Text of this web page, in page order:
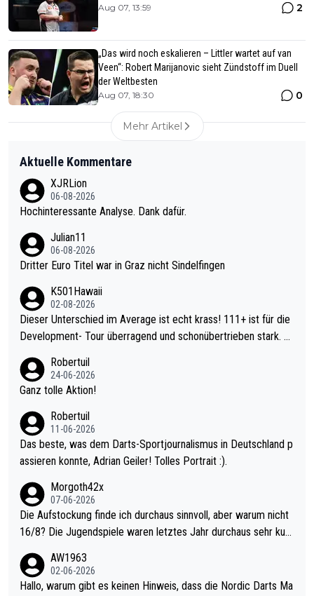
Aug 07, 13:59 2
„Das wird noch eskalieren – Littler wartet auf van
Veen“: Robert Marijanovic sieht Zündstoff im Duell
der Weltbesten
Aug 07, 18:30 0
Mehr Artikel
Aktuelle Kommentare
XJRLion
06-08-2026
Hochinteressante Analyse. Dank dafür.
Julian11
06-08-2026
Dritter Euro Titel war in Graz nicht Sindelfingen
K501Hawaii
02-08-2026
Dieser Unterschied im Average ist echt krass! 111+ ist für die
Development- Tour überragend und schonübertrieben stark. U
mal 40+ erst recht. Da gewinnst keinen Blumentopf - ist ja noc
h krasser wie ein Pokalspiel eines Kreisligisten vs einem Bund
Robertuil
24-06-2026
Ganz tolle Aktion!
Robertuil
11-06-2026
Das beste, was dem Darts-Sportjournalismus in Deutschland p
assieren konnte, Adrian Geiler! Tolles Portrait :).
Morgoth42x
07-06-2026
Die Aufstockung finde ich durchaus sinnvoll, aber warum nicht
16/8? Die Jugendspiele waren letztes Jahr durchaus sehr kurz
Allerdings ist Mitchell Lawrie als Nummer 1 der Welt eh qualifi
ziert. Somit ändert die automatische Qualifikation des Weltmei
AW1963
02-06-2026
Hallo, warum gibt es keinen Hinweis, dass die Nordic Darts Ma